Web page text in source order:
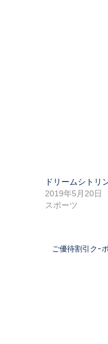
ドリームシトリ
2019年5月20日
スポーツ
ご優待割引クｰ